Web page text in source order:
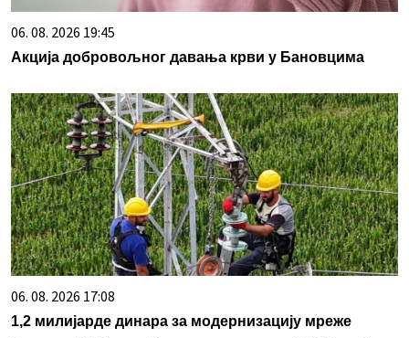
06. 08. 2026 19:45
Акција добровољног давања крви у Бановцима
06. 08. 2026 17:08
1,2 милијарде динара за модернизацију мреже